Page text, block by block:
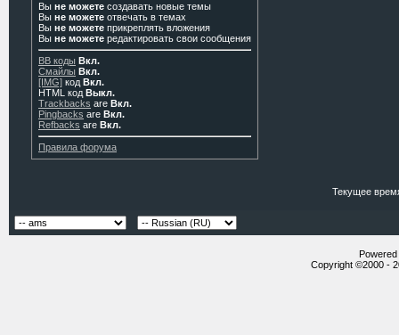
Вы не можете создавать новые темы
Вы не можете отвечать в темах
Вы не можете прикреплять вложения
Вы не можете редактировать свои сообщения
BB коды Вкл.
Смайлы Вкл.
[IMG] код Вкл.
HTML код Выкл.
Trackbacks are Вкл.
Pingbacks are Вкл.
Refbacks are Вкл.
Правила форума
Текущее
Copyright ©2000 -